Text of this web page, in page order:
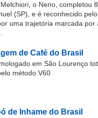
o Neno, completou
(SP), e é reconhecido
uma trajetória marcada por
de Café do Brasil
em São Lourenço
método V60
de Inhame do Brasil